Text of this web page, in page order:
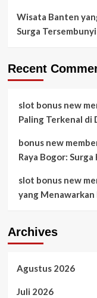
Wisata Banten
Surga
Recent
slot bonus new
Paling Terkenal di
bonus new
Raya Bogor:
slot bonus new
yang Menawarkan
Archives
Agustus 2026
Juli 2026